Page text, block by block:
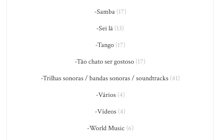
-Samba(17)
-Sei lá (13)
-Tango(17)
-Tão chato ser gostoso (17)
-Trilhas sonoras / bandas sonoras / soundtracks(41)
-Vários(4)
-Vídeos (4)
-World Music (6)